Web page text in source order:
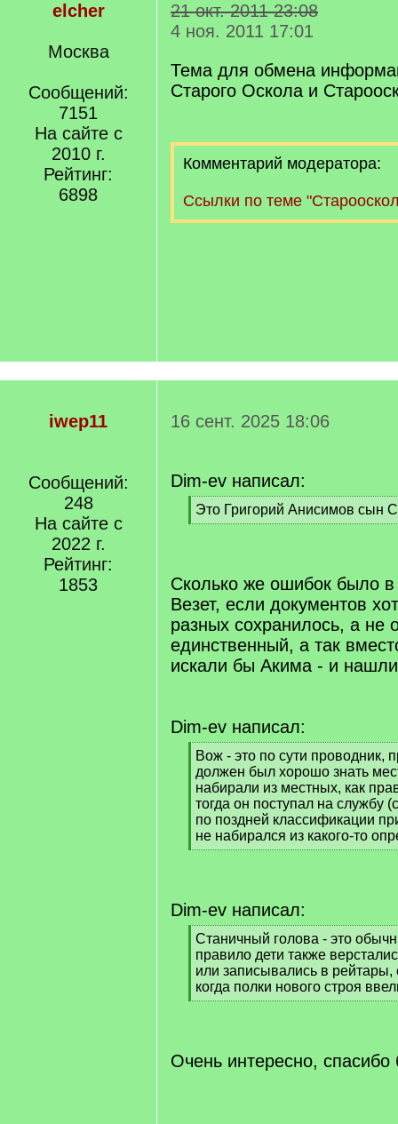
elcher
Москва
Сообщений:
7151
На сайте с
2010 г.
Рейтинг:
6898
21 окт. 2011 23:08
4 ноя. 2011 17:01
Тема для обмена
Старого Оскола и
Комментарий модератора:
Ссылки по теме
iwep11
Сообщений:
248
На сайте с
2022 г.
Рейтинг:
1853
16 сент. 2025 18:06
Dim-ev написал:
[
q
Это Григорий Анисимов сын
[
Сколько же ошибок было в
Везет, если документов
разных сохранилось, а не
единственный, а так
искали бы Акима - и
Dim-ev написал:
[
q
]
Вож - это по сути проводник,
должен был хорошо знать
набирали из местных, как
тогда он поступал на службу
по поздней классификации
не набирался из какого-то
[
Dim-ev написал:
[
q
]
Станичный голова - это
правило дети также
или записывались в рейтары,
когда полки нового строя
[
Очень интересно,